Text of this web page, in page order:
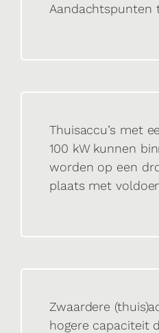
Aandachtspunten
Thuisaccu’s met
100 kW kunnen
worden op een
plaats met
Zwaardere
hogere capaciteit